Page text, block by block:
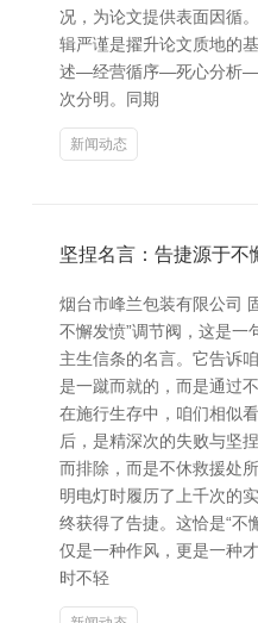
况，为论文提供表面因循
辑严谨是擢升论文质地的
述—经营循序—死心分析—
次分明。同期
新闻动态
坚捏名言：告捷源于不
烟台市峰兰包装有限公司
不懈发愤”调节阀，这是一
主生信条的名言。它告诉
是一蹴而就的，而是通过
在施行生存中，咱们相似
后，是精深次的失败与坚
而排除，而是不休救援处
明电灯时履历了上千次的
终获得了告捷。这恰是“不
仅是一种作风，更是一种
时不轻